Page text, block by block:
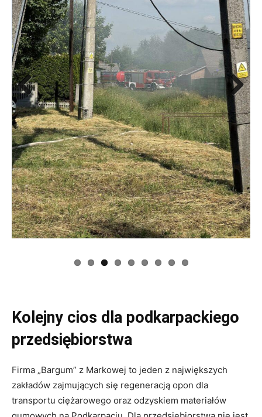
Previous Next
przedsiębiorstwa
Firma „Bargum” z Markowej to jeden z największych